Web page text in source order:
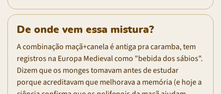
De onde vem essa mistura?
A combinação maçã+canela é antiga pra caramba, tem
registros na Europa Medieval como "bebida dos sábios".
Dizem que os monges tomavam antes de estudar
porque acreditavam que melhorava a memória (e hoje a